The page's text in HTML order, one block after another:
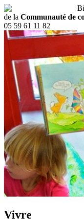
de la Communauté de
05 59 61 11 82
Vivre